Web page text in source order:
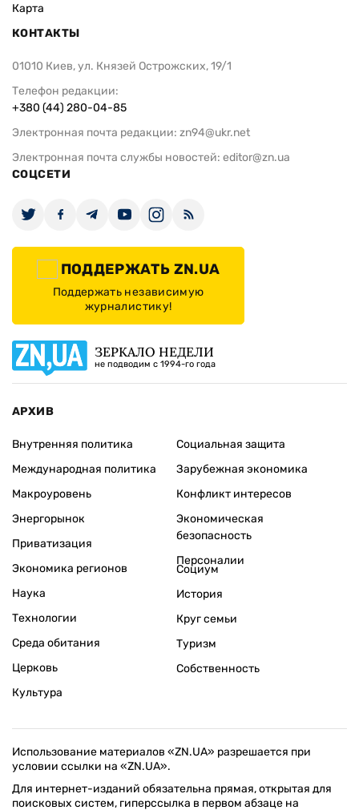
Карта
КОНТАКТЫ
01010 Киев, ул. Князей Острожских, 19/1
Телефон редакции:
+380 (44) 280-04-85
Электронная почта редакции: zn94@ukr.net
Электронная почта службы новостей: editor@zn.ua
СОЦСЕТИ
ПОДДЕРЖАТЬ ZN.UA
Поддержать независимую
журналистику!
ЗЕРКАЛО НЕДЕЛИ
не подводим с 1994-го года
АРХИВ
Внутренняя политика
Международная политика
Макроуровень
Энергорынок
Приватизация
Экономика регионов
Социальная защита
Зарубежная экономика
Конфликт интересов
Экономическая
безопасность
Персоналии
Наука
Технологии
Среда обитания
Церковь
Культура
Социум
История
Круг семьи
Туризм
Собственность
Использование материалов «ZN.UA» разрешается при
условии ссылки на «ZN.UA».
Для интернет-изданий обязательна прямая, открытая для
поисковых систем, гиперссылка в первом абзаце на